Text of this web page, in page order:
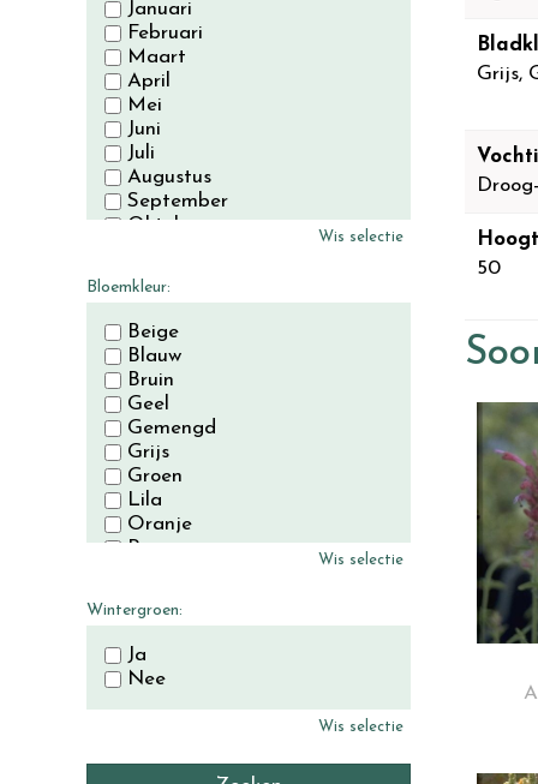
Grijs,
50
Januari
Februari
Maart
April
Mei
Juni
Juli
Augustus
September
Oktober
Wis selectie
Bloemkleur:
Beige
Blauw
Bruin
Geel
Gemengd
Grijs
Groen
Lila
Oranje
Paars
Wit
Zwart
Wis selectie
Wintergroen:
Ja
Nee
Wis selectie